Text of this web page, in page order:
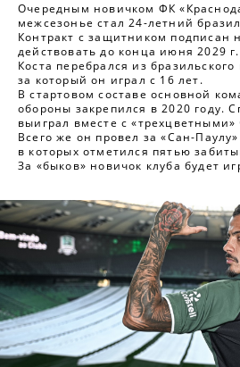
Очередным новичком ФК
межсезонье стал 24-летний
Контракт с защитником подписан
действовать до конца июня 2029
Коста перебрался из
за который он играл с 16 лет.
В стартовом составе основной
обороны закрепился в 2020 году.
выиграл вместе с
Всего же он провел за «Сан-
в которых отметился пятью
За «быков» новичок клуба будет